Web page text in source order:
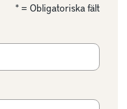
* = Obligatoriska fält